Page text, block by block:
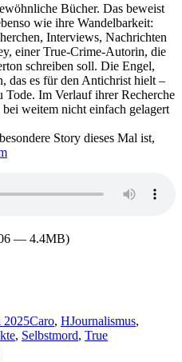
Bücher. Das beweist
wie ihre Wandelbarkeit:
Interviews, Nachrichten
einer True-Crime-Autorin, die
schreiben soll. Die Engel,
das es für den Antichrist hielt –
Tode. Im Verlauf ihrer Recherche
weitem nicht einfach gelagert
Story dieses Mal ist,
— 4.4MB)
2025Caro, HJournalismus,
, Selbstmord, True